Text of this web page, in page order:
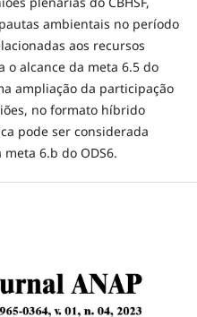
ambientais no período
aos recursos
o alcance da meta 6.5 do
ampliação da participação
no formato híbrido
pode ser considerada
6.b do ODS6.